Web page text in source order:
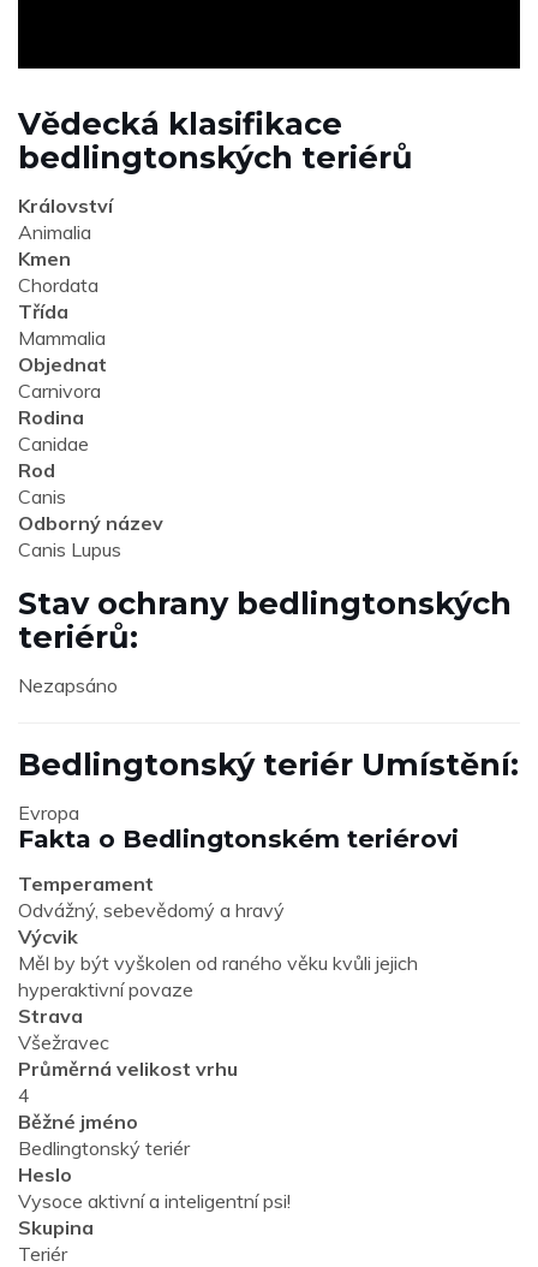
Vědecká klasifikace
bedlingtonských teriérů
Království
Animalia
Kmen
Chordata
Třída
Mammalia
Objednat
Carnivora
Rodina
Canidae
Rod
Canis
Odborný název
Canis Lupus
Stav ochrany bedlingtonských
teriérů:
Nezapsáno
Bedlingtonský teriér Umístění:
Evropa
Fakta o Bedlingtonském teriérovi
Temperament
Odvážný, sebevědomý a hravý
Výcvik
Měl by být vyškolen od raného věku kvůli jejich
hyperaktivní povaze
Strava
Všežravec
Průměrná velikost vrhu
4
Běžné jméno
Bedlingtonský teriér
Heslo
Vysoce aktivní a inteligentní psi!
Skupina
Teriér